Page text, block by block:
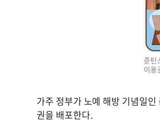
준틴
이용
가주 정부가 노예 해방 기념일
권을 배포한다.